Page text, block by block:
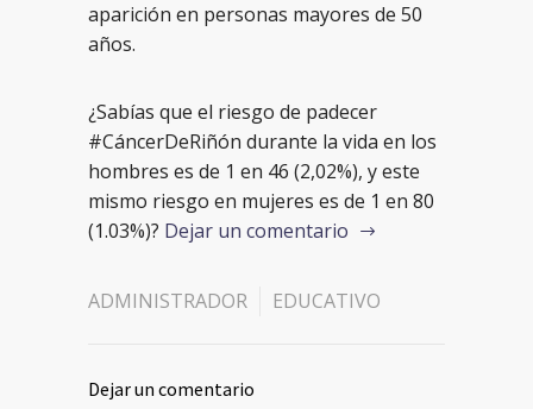
aparición en personas mayores de 50
años.
¿Sabías que el riesgo de padecer
#CáncerDeRiñón durante la vida en los
hombres es de 1 en 46 (2,02%), y este
mismo riesgo en mujeres es de 1 en 80
(1.03%)? Dejar un comentario
ADMINISTRADOR EDUCATIVO
Dejar un comentario